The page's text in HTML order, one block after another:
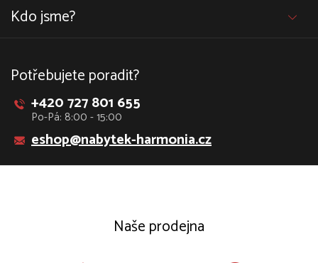
Kdo jsme?
Potřebujete poradit?
+420 727 801 655
Po-Pá: 8:00 - 15:00
eshop@nabytek-harmonia.cz
Naše prodejna